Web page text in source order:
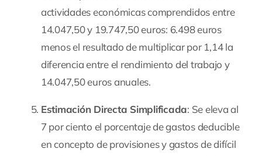
actividades económicas comprendidos entre
14.047,50 y 19.747,50 euros: 6.498 euros
menos el resultado de multiplicar por 1,14 la
diferencia entre el rendimiento del trabajo y
14.047,50 euros anuales.
Estimación Directa Simplificada: Se eleva al
7 por ciento el porcentaje de gastos deducible
en concepto de provisiones y gastos de difícil